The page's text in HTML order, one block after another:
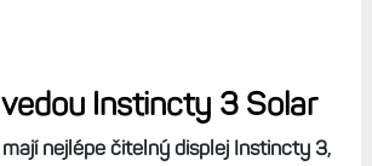
Instincty 3 Solar
nejlépe čitelný displej Instincty 3,